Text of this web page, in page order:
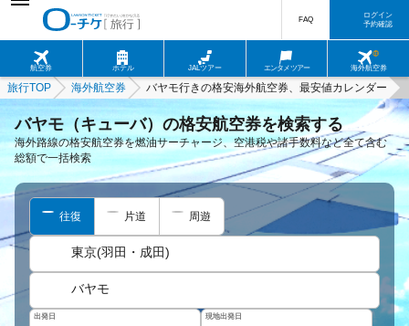
航空券 ホテル JALツアー エンタメツアー 海外航空券
FAQ
ログイン
予約確認
旅行TOP 海外航空券 バヤモ行きの格安海外航空券、最安値カレンダー
バヤモ（キューバ）の格安航空券を検索する
海外路線の格安航空券を燃油サーチャージ、空港税や諸手数料など全て含む
総額で一括検索
往復 片道 周遊
東京(羽田・成田)
バヤモ
出発日 現地出発日